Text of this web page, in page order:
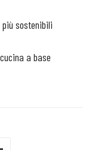
più sostenibili
a base